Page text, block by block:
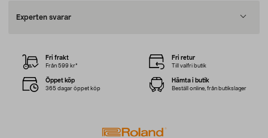
Experten svarar
Fri frakt
Från 599 kr*
Fri retur
Till valfri butik
Öppet köp
365 dagar öppet köp
Hämta i butik
Beställ online, från butikslager